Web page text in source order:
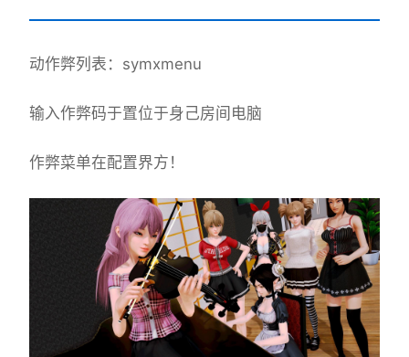
动作弊列表：symxmenu
输入作弊码于置位于身己房间电脑
作弊菜单在配置界方！